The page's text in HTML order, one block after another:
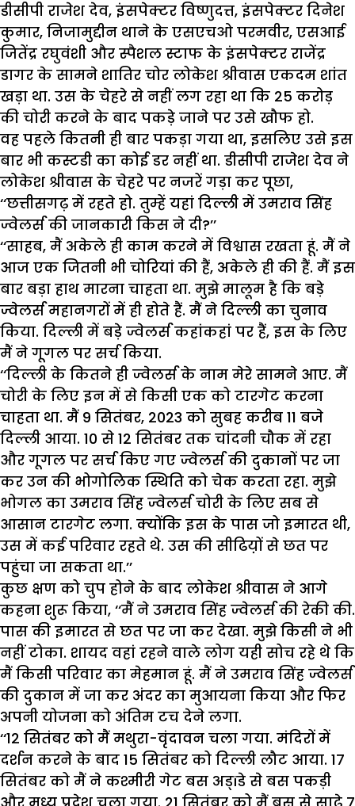
डीसीपी राजेश देव, इंसपेक्टर विष्णुदत्त, इंसपेक्टर दिनेश
कुमार, निजामुद्दीन थाने के एसएचओ परमवीर, एसआई
जितेंद्र रघुवंशी और स्पैशल स्टाफ के इंसपेक्टर राजेंद्र
डागर के सामने शातिर चोर लोकेश श्रीवास एकदम शांत
खड़ा था. उस के चेहरे से नहीं लग रहा था कि 25 करोड़
की चोरी करने के बाद पकड़े जाने पर उसे खौफ हो.
वह पहले कितनी ही बार पकड़ा गया था, इसलिए उसे इस
बार भी कस्टडी का कोई डर नहीं था. डीसीपी राजेश देव ने
लोकेश श्रीवास के चेहरे पर नजरें गड़ा कर पूछा,
‘‘छत्तीसगढ़ में रहते हो. तुम्हें यहां दिल्ली में उमराव सिंह
ज्वेलर्स की जानकारी किस ने दी?’’
‘‘साहब, मैं अकेले ही काम करने में विश्वास रखता हूं. मैं ने
आज एक जितनी भी चोरियां की हैं, अकेले ही की हैं. मैं इस
बार बड़ा हाथ मारना चाहता था. मुझे मालूम है कि बड़े
ज्वेलर्स महानगरों में ही होते हैं. मैं ने दिल्ली का चुनाव
किया. दिल्ली में बड़े ज्वेलर्स कहांकहां पर हैं, इस के लिए
मैं ने गूगल पर सर्च किया.
‘‘दिल्ली के कितने ही ज्वेलर्स के नाम मेरे सामने आए. मैं
चोरी के लिए इन में से किसी एक को टारगेट करना
चाहता था. मैं 9 सितंबर, 2023 को सुबह करीब 11 बजे
दिल्ली आया. 10 से 12 सितंबर तक चांदनी चौक में रहा
और गूगल पर सर्च किए गए ज्वेलर्स की दुकानों पर जा
कर उन की भोगोलिक स्थिति को चेक करता रहा. मुझे
भोगल का उमराव सिंह ज्वेलर्स चोरी के लिए सब से
आसान टारगेट लगा. क्योंकि इस के पास जो इमारत थी,
उस में कई परिवार रहते थे. उस की सीढिय़ों से छत पर
पहुंचा जा सकता था.’’
कुछ क्षण को चुप होने के बाद लोकेश श्रीवास ने आगे
कहना शुरू किया, ‘‘मैं ने उमराव सिंह ज्वेलर्स की रेकी की.
पास की इमारत से छत पर जा कर देखा. मुझे किसी ने भी
नहीं टोका. शायद वहां रहने वाले लोग यही सोच रहे थे कि
मैं किसी परिवार का मेहमान हूं. मैं ने उमराव सिंह ज्वेलर्स
की दुकान में जा कर अंदर का मुआयना किया और फिर
अपनी योजना को अंतिम टच देने लगा.
‘‘12 सितंबर को मैं मथुरा-वृंदावन चला गया. मंदिरों में
दर्शन करने के बाद 15 सितंबर को दिल्ली लौट आया. 17
सितंबर को मैं ने कश्मीरी गेट बस अड्ïडे से बस पकड़ी